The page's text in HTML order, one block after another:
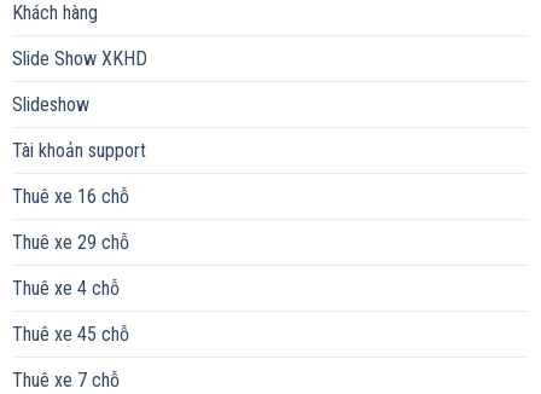
Khách hàng
Slide Show XKHD
Slideshow
Tài khoản support
Thuê xe 16 chỗ
Thuê xe 29 chỗ
Thuê xe 4 chỗ
Thuê xe 45 chỗ
Thuê xe 7 chỗ